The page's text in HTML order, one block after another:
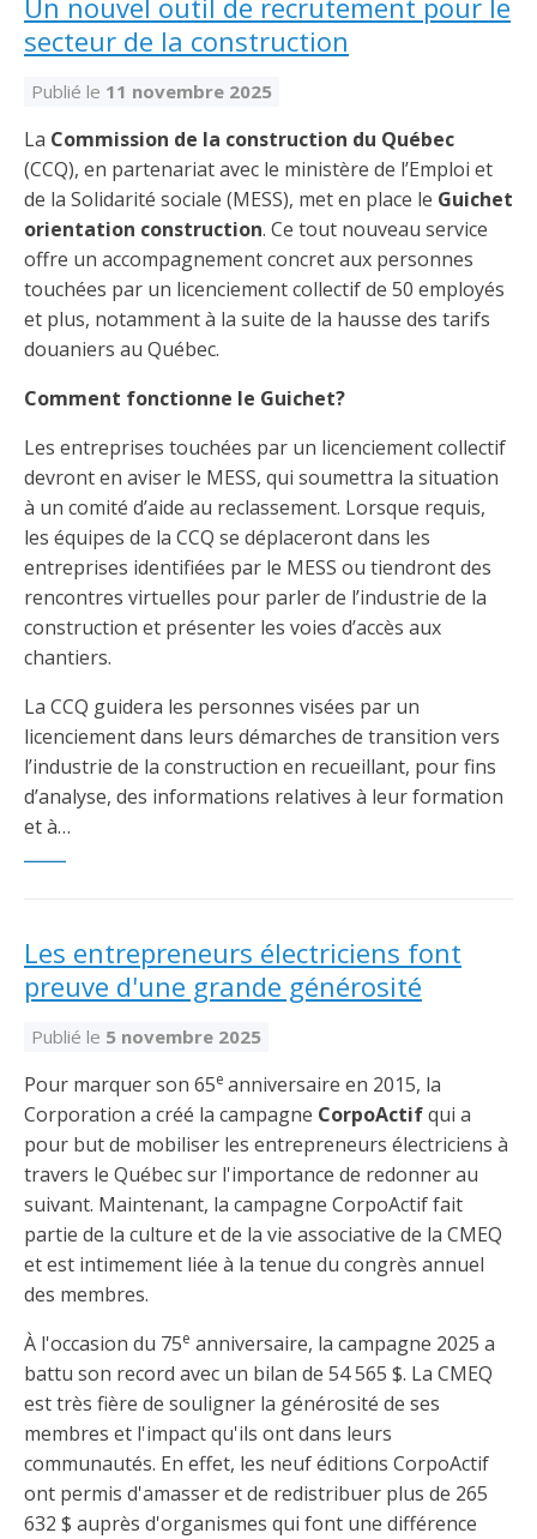
Un nouvel outil de recrutement pour le
secteur de la construction
Publié le 11 novembre 2025
La Commission de la construction du Québec
(CCQ), en partenariat avec le ministère de l’Emploi et
de la Solidarité sociale (MESS), met en place le Guichet
orientation construction. Ce tout nouveau service
offre un accompagnement concret aux personnes
touchées par un licenciement collectif de 50 employés
et plus, notamment à la suite de la hausse des tarifs
douaniers au Québec.
Comment fonctionne le Guichet?
Les entreprises touchées par un licenciement collectif
devront en aviser le MESS, qui soumettra la situation
à un comité d’aide au reclassement. Lorsque requis,
les équipes de la CCQ se déplaceront dans les
entreprises identifiées par le MESS ou tiendront des
rencontres virtuelles pour parler de l’industrie de la
construction et présenter les voies d’accès aux
chantiers.
La CCQ guidera les personnes visées par un
licenciement dans leurs démarches de transition vers
l’industrie de la construction en recueillant, pour fins
d’analyse, des informations relatives à leur formation
et à…
Les entrepreneurs électriciens font
preuve d'une grande générosité
Publié le 5 novembre 2025
Pour marquer son 65e anniversaire en 2015, la
Corporation a créé la campagne CorpoActifqui a
pour but de mobiliser les entrepreneurs électriciens à
travers le Québec sur l'importance de redonner au
suivant. Maintenant, la campagne CorpoActif fait
partie de la culture et de la vie associative de la CMEQ
et est intimement liée à la tenue du congrès annuel
des membres.
À l'occasion du 75e anniversaire, la campagne 2025 a
battu son record avec un bilan de 54 565 $. La CMEQ
est très fière de souligner la générosité de ses
membres et l'impact qu'ils ont dans leurs
communautés. En effet, les neuf éditions CorpoActif
ont permis d'amasser et de redistribuer plus de 265
632 $ auprès d'organismes qui font une différence